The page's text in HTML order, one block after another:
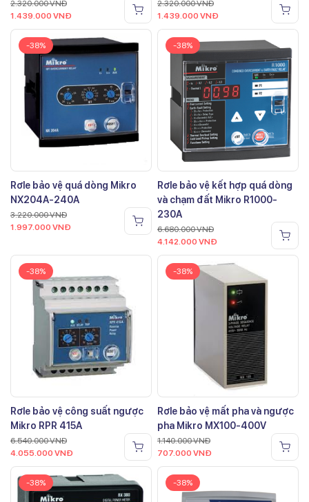
2.320.000VNĐ
1.439.000 VNĐ
2.320.000VNĐ
1.439.000 VNĐ
-38%
Rơle bảo vệ quá dòng Mikro
NX204A-240A
3.220.000VNĐ
1.997.000 VNĐ
-38%
Rơle bảo vệ kết hợp quá dòng
và chạm đất Mikro R1000-
230A
6.680.000VNĐ
4.142.000 VNĐ
-38%
Rơle bảo vệ công suất ngược
Mikro RPR 415A
6.540.000VNĐ
4.055.000 VNĐ
-38%
Rơle bảo vệ mất pha và ngược
pha Mikro MX100-400V
1.140.000VNĐ
707.000 VNĐ
-38% -38%